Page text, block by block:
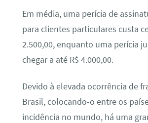
Em média, uma perícia de
para clientes particulares custa
2.500,00, enquanto uma perícia
chegar a até R$ 4.000,00.
Devido à elevada ocorrência de
Brasil, colocando-o entre os
incidência no mundo, há uma